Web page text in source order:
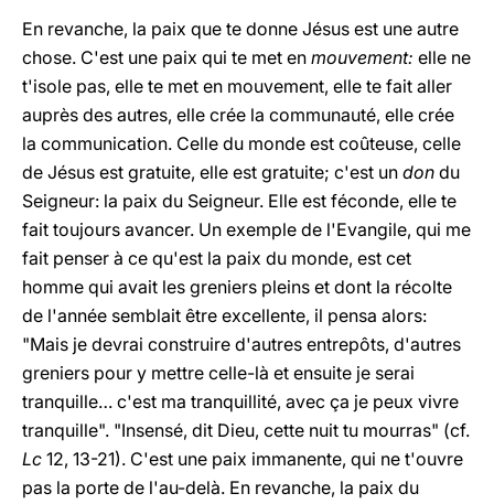
En revanche, la paix que te donne Jésus est une autre
chose. C'est une paix qui te met en mouvement: elle ne
t'isole pas, elle te met en mouvement, elle te fait aller
auprès des autres, elle crée la communauté, elle crée
la communication. Celle du monde est coûteuse, celle
de Jésus est gratuite, elle est gratuite; c'est un don du
Seigneur: la paix du Seigneur. Elle est féconde, elle te
fait toujours avancer. Un exemple de l'Evangile, qui me
fait penser à ce qu'est la paix du monde, est cet
homme qui avait les greniers pleins et dont la récolte
de l'année semblait être excellente, il pensa alors:
"Mais je devrai construire d'autres entrepôts, d'autres
greniers pour y mettre celle-là et ensuite je serai
tranquille… c'est ma tranquillité, avec ça je peux vivre
tranquille". "Insensé, dit Dieu, cette nuit tu mourras" (cf.
Lc 12, 13-21). C'est une paix immanente, qui ne t'ouvre
pas la porte de l'au-delà. En revanche, la paix du